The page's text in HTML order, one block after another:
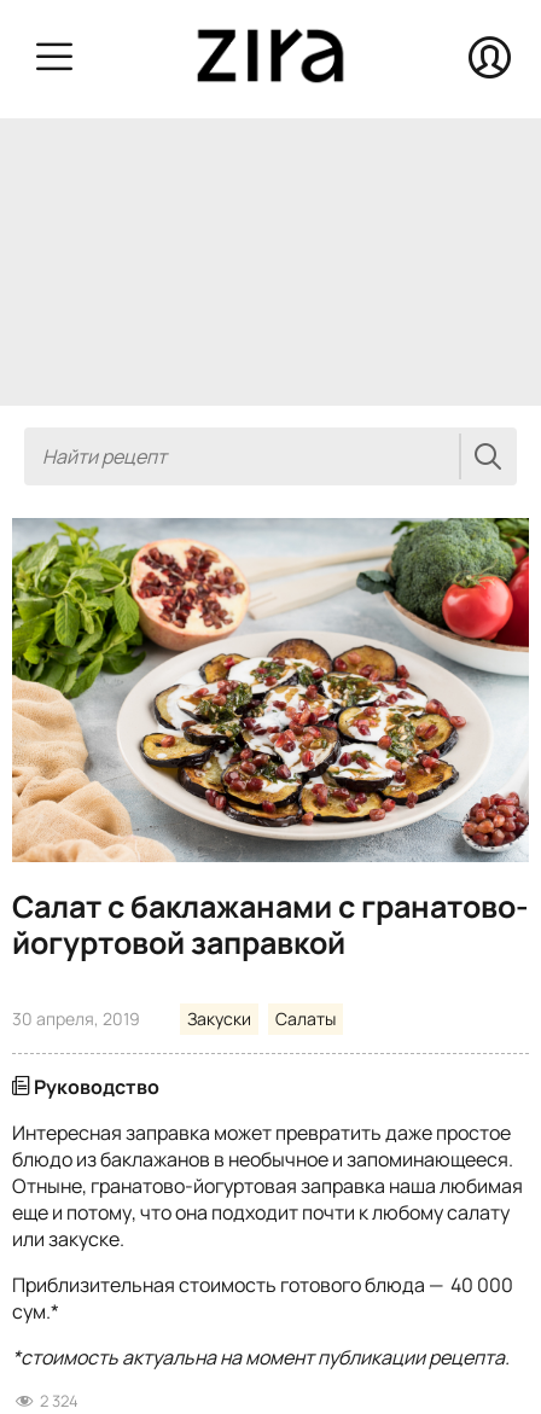
Салат с баклажанами с гранатово-
йогуртовой заправкой
30 апреля, 2019 Закуски Салаты
Руководство
Интересная заправка может превратить даже простое
блюдо из баклажанов в необычное и запоминающееся.
Отныне, гранатово-йогуртовая заправка наша любимая
еще и потому, что она подходит почти к любому салату
или закуске.
Приблизительная стоимость готового блюда — 40 000
сум.*
*стоимость актуальна на момент публикации рецепта.
2 324